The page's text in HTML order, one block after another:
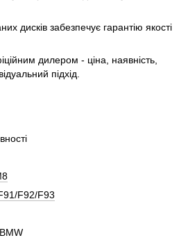
дисків забезпечує гарантію якості
дилером - ціна, наявність,
підхід.
F92/F93